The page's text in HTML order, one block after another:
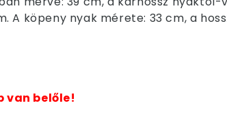
A köpeny nyak mérete: 33 cm, a
van belőle!